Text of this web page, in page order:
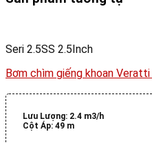
Seri 2.5SS 2.5Inch
Bơm chìm giếng khoan
Lưu Lượng: 2.4 m3/h
Cột Áp:49 m